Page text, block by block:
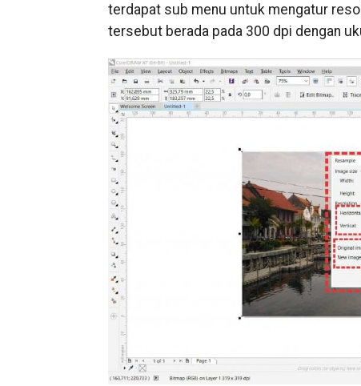
terdapat sub menu untuk mengatur
tersebut berada pada 300 dpi dengan